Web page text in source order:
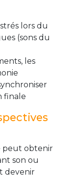
lors du
(sons du
les
finale
peut obtenir
son ou
devenir